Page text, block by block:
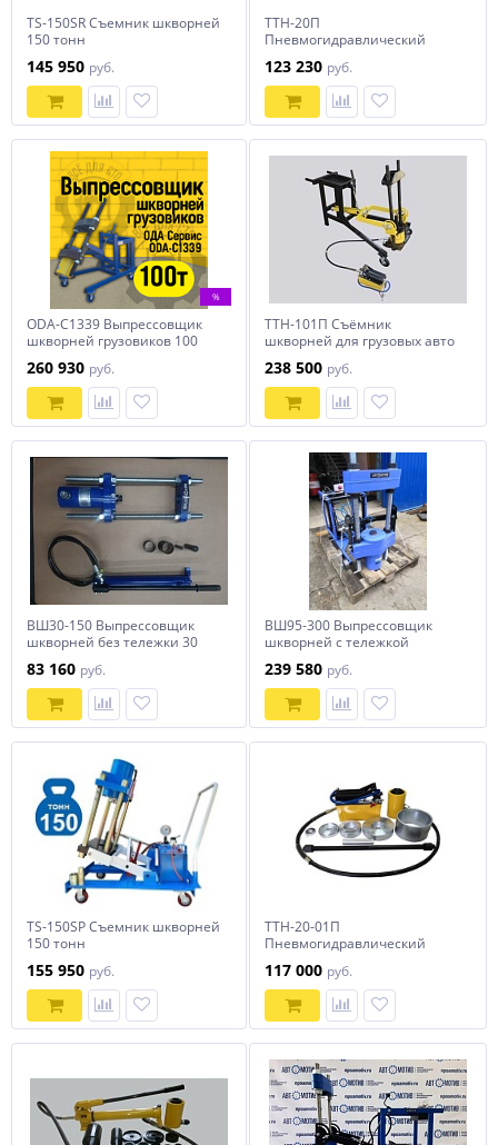
TS-150SR Съемник шкворней
150 тонн
145 950 руб.
ТТН-20П
Пневмогидравлический
123 230 руб.
%
ODA-C1339 Выпрессовщик
шкворней грузовиков 100
260 930 руб.
ТТН-101П Съёмник
шкворней для грузовых авто
пневмогидравлическим
насосом в комплекте)
238 500 руб.
ВШ30-150 Выпрессовщик
шкворней без тележки 30
83 160 руб.
ВШ95-300 Выпрессовщик
шкворней с тележкой
239 580 руб.
TS-150SP Съемник шкворней
150 тонн
155 950 руб.
ТТН-20-01П
Пневмогидравлический
SAF
117 000 руб.